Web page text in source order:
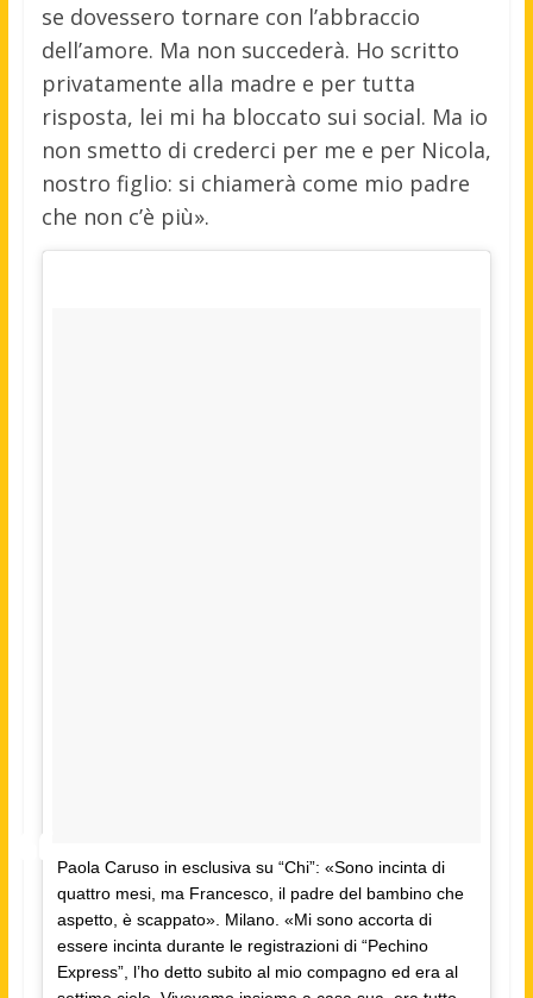
se dovessero tornare con l’abbraccio
dell’amore. Ma non succederà. Ho scritto
privatamente alla madre e per tutta
risposta, lei mi ha bloccato sui social. Ma io
non smetto di crederci per me e per Nicola,
nostro figlio: si chiamerà come mio padre
che non c’è più».
Paola Caruso in esclusiva su “Chi”: «Sono incinta di
quattro mesi, ma Francesco, il padre del bambino che
aspetto, è scappato». Milano. «Mi sono accorta di
essere incinta durante le registrazioni di “Pechino
Express”, l’ho detto subito al mio compagno ed era al